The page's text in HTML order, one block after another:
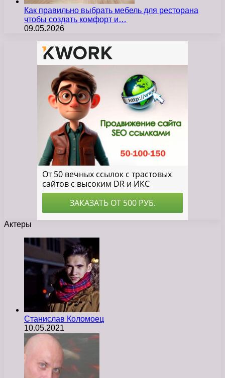
Как правильно выбрать мебель для ресторана
чтобы создать комфорт и…
09.05.2026
Актеры
Станислав Коломоец
10.05.2021